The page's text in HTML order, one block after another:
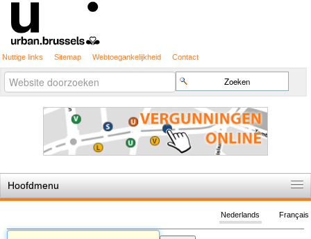
Nuttige links Sitemap Webtoegankelijkheid Contact
Zoek
Geavanceerd
zoeken...
Hoofdmenu
De spelregels
Français
Nederlands